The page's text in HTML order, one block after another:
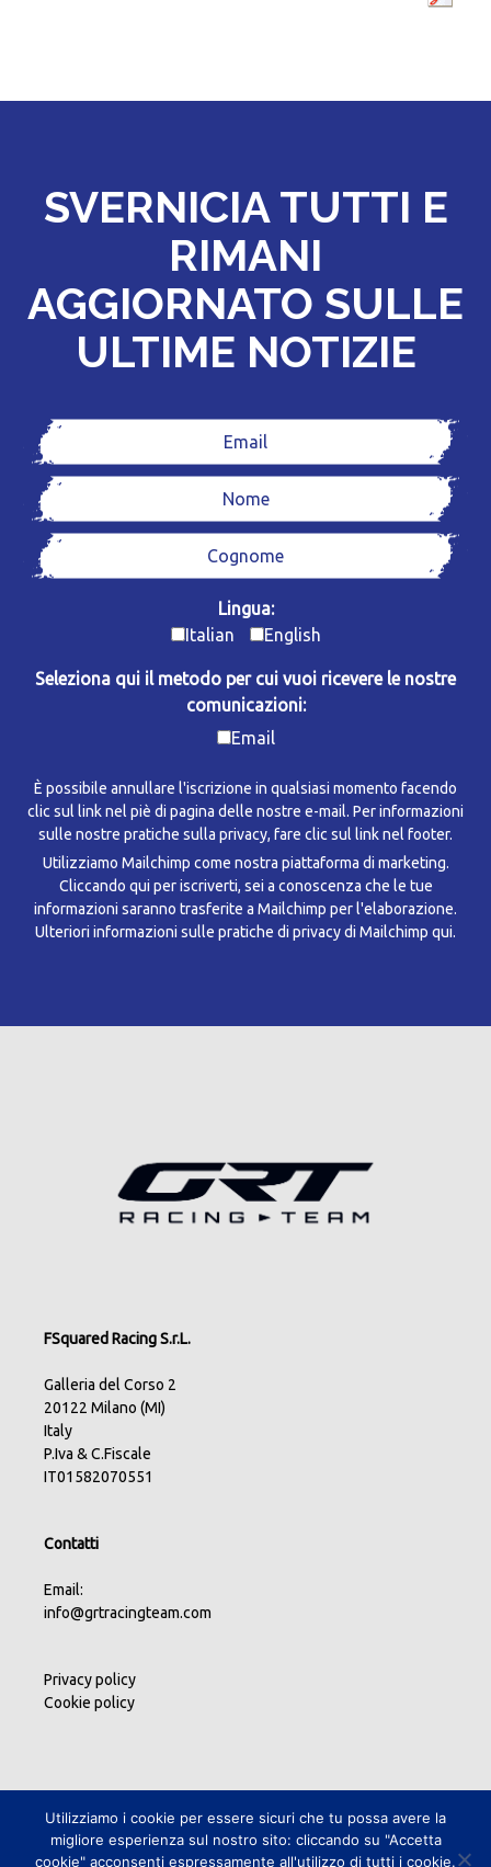
SVERNICIA TUTTI E
RIMANI
AGGIORNATO SULLE
ULTIME NOTIZIE
Lingua:
Italian
English
Seleziona qui il metodo per cui vuoi ricevere le nostre
comunicazioni:
Email
È possibile annullare l'iscrizione in qualsiasi momento facendo
clic sul link nel piè di pagina delle nostre e-mail. Per informazioni
sulle nostre pratiche sulla privacy, fare clic sul link nel footer.
Utilizziamo Mailchimp come nostra piattaforma di marketing.
Cliccando qui per iscriverti, sei a conoscenza che le tue
informazioni saranno trasferite a Mailchimp per l'elaborazione.
Ulteriori informazioni sulle pratiche di privacy di Mailchimp qui.
FSquared Racing S.r.L.
Galleria del Corso 2
20122 Milano (MI)
Italy
P.Iva & C.Fiscale
IT01582070551
Contatti
Email:
info@grtracingteam.com
Privacy policy
Cookie policy
Utilizziamo i cookie per essere sicuri che tu possa avere la
migliore esperienza sul nostro sito: cliccando su "Accetta
cookie" acconsenti espressamente all'utilizzo di tutti i cookie.